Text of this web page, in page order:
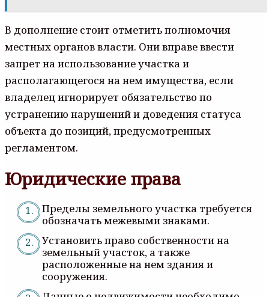
В дополнение стоит отметить полномочия
местных органов власти. Они вправе ввести
запрет на использование участка и
располагающегося на нем имущества, если
владелец игнорирует обязательство по
устранению нарушений и доведения статуса
объекта до позиций, предусмотренных
регламентом.
Юридические права
Пределы земельного участка требуется
обозначать межевыми знаками.
Установить право собственности на
земельный участок, а также
расположенные на нем здания и
сооружения.